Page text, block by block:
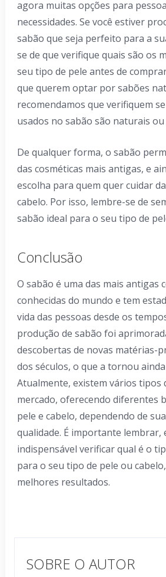
agora muitas opções para
necessidades. Se você estiver
sabão que seja perfeito para a
se de que verifique quais são os
seu tipo de pele antes de
que querem optar por sabões
recomendamos que verifiquem
usados ​​no sabão são naturais ou
De qualquer forma, o sabão
das cosméticas mais antigas, e
escolha para quem quer cuidar
cabelo. Por isso, lembre-se de
sabão ideal para o seu tipo de
Conclusão
O sabão é uma das mais antigas
conhecidas do mundo e tem
vida das pessoas desde os
produção de sabão foi
descobertas de novas matérias-
dos séculos, o que a tornou
Atualmente, existem vários tipos
mercado, oferecendo diferentes
pele e cabelo, dependendo de
qualidade. É importante lembrar,
indispensável verificar qual é o
para o seu tipo de pele ou
melhores resultados.
SOBRE O AUTOR